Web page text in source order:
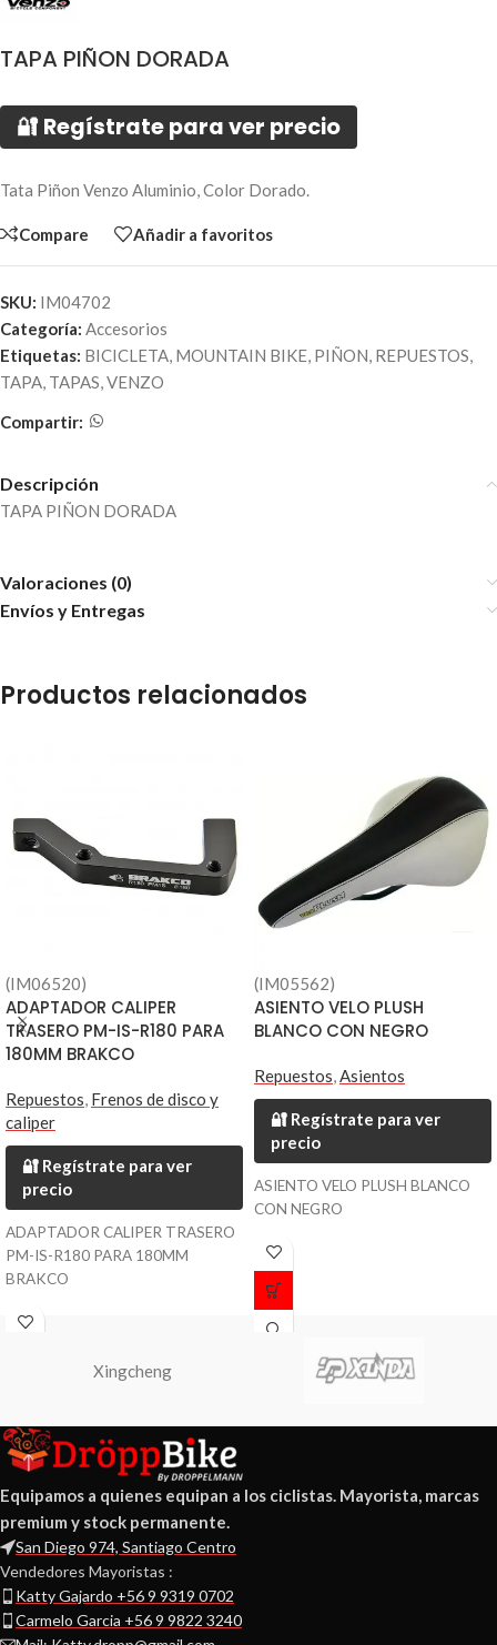
TAPA PIÑON DORADA
🔐 Regístrate para ver precio
Tata Piñon Venzo Aluminio, Color Dorado.
Compare Añadir a favoritos
SKU: IM04702
Categoría: Accesorios
Etiquetas: BICICLETA, MOUNTAIN BIKE, PIÑON, REPUESTOS,
TAPA, TAPAS,VENZO
Compartir:
Descripción
TAPA PIÑON DORADA
Valoraciones (0)
Envíos y Entregas
Productos relacionados
(IM06520)
ADAPTADOR CALIPER
TRASERO PM-IS-R180 PARA
180MM BRAKCO
Repuestos, Frenos de disco y
caliper
🔐 Regístrate para ver
precio
ADAPTADOR CALIPER TRASERO
PM-IS-R180 PARA 180MM
BRAKCO
(IM05562)
ASIENTO VELO PLUSH
BLANCO CON NEGRO
Repuestos,Asientos
🔐 Regístrate para ver
precio
ASIENTO VELO PLUSH BLANCO
CON NEGRO
Xingcheng
Equipamos a quienes equipan a los ciclistas. Mayorista, marcas
premium y stock permanente.
San Diego 974, Santiago Centro
Vendedores Mayoristas :
Katty Gajardo +56 9 9319 0702
Carmelo Garcia +56 9 9822 3240